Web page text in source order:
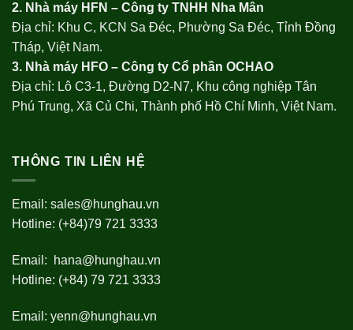
2. Nhà máy HFN – Công ty TNHH Nha Mân
Địa chỉ: Khu C, KCN Sa Đéc, Phường Sa Đéc, Tỉnh Đồng
Tháp, Việt Nam.
3. Nhà máy HFO – Công ty Cổ phần OCHAO
Địa chỉ: Lô C3-1, Đường D2-N7, Khu công nghiệp Tân
Phú Trung, Xã Củ Chi, Thành phố Hồ Chí Minh, Việt Nam.
THÔNG TIN LIÊN HỆ
Email: sales@hunghau.vn
Hotline: (+84)79 721 3333
Email:
hana@hunghau.vn
Hotline: (+84) 79 721 3333
Email: yenn@hunghau.vn